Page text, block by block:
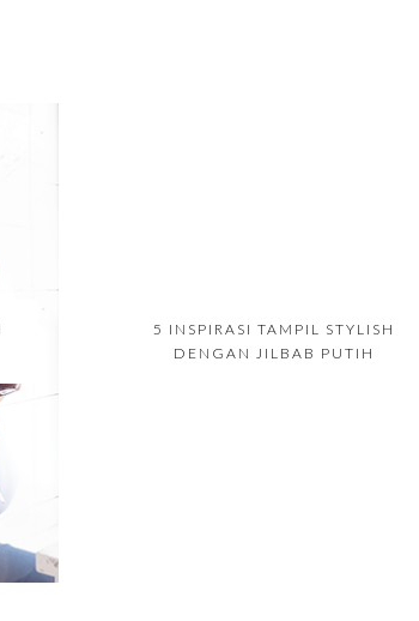
5 INSPIRASI TAMPIL STYLISH
DENGAN JILBAB PUTIH